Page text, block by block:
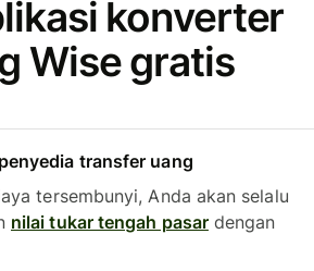
konverter
Wise gratis
transfer uang
tersembunyi, Anda akan selalu
nilai tukar tengah pasardengan